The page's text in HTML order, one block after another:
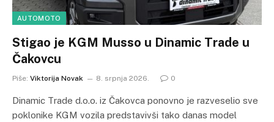
AUTOMOTO
Stigao je KGM Musso u Dinamic Trade u
Čakovcu
Piše: Viktorija Novak 8. srpnja 2026. 0
Dinamic Trade d.o.o. iz Čakovca ponovno je razveselio sve
poklonike KGM vozila predstavivši tako danas model